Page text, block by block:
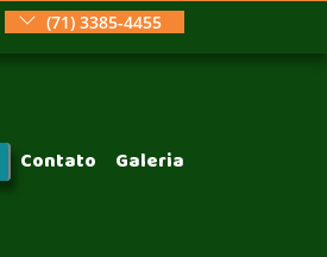
(71) 3385-4455
Contato Galeria